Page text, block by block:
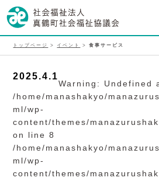
トップページ > イベント >食事サービス
2025.4.1
Warning : Undefined
/home/manashakyo/
ml/wp-
content/themes/
on line8
/home/manashakyo/
ml/wp-
content/themes/